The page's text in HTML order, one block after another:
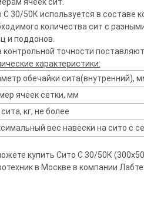
ячеек сит.
С 30/50К используется в составе
количества сит с
и поддонов.
контрольной точности
характеристики:
обечайки сита(внутренний),
ячеек сетки, мм
кг, не более
вес навески на сито с
купить Сито С 30/50К
в Москве в компании